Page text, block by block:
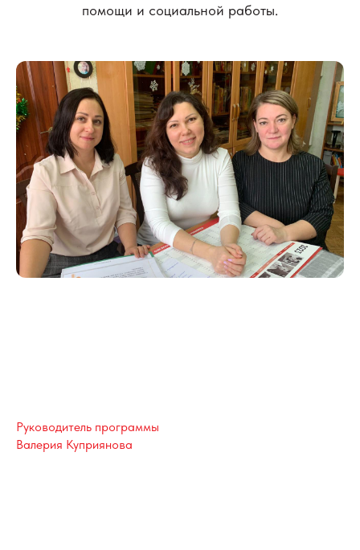
помощи и социальной работы.
Руководитель программы
Валерия Куприянова